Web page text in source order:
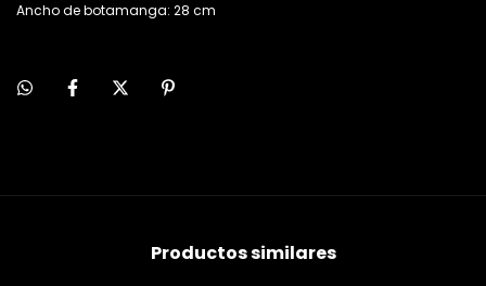
Ancho de botamanga: 28 cm
Productos similares